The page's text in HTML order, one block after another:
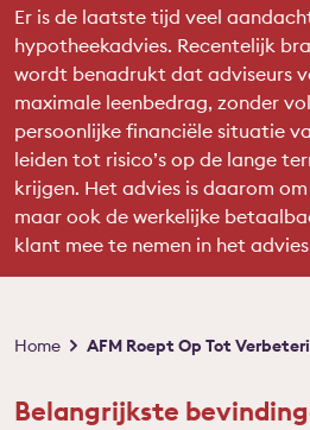
Er is de laatste tijd veel
hypotheekadvies. Recentelijk
wordt benadrukt dat adviseurs
maximale leenbedrag, zonder
persoonlijke financiële situatie
leiden tot risico’s op de lange
krijgen. Het advies is daarom
maar ook de werkelijke
klant mee te nemen in het
Home AFM Roept Op Tot
Belangrijkste